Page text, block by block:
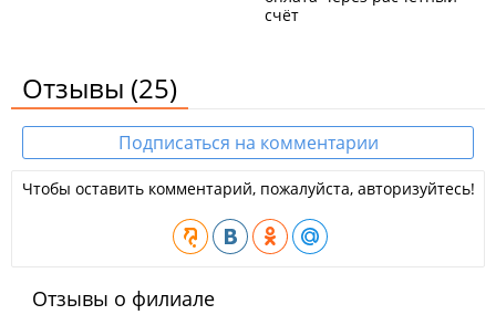
счёт
Отзывы (25)
Подписаться на комментарии
Чтобы оставить комментарий, пожалуйста, авторизуйтесь!
Отзывы о филиале